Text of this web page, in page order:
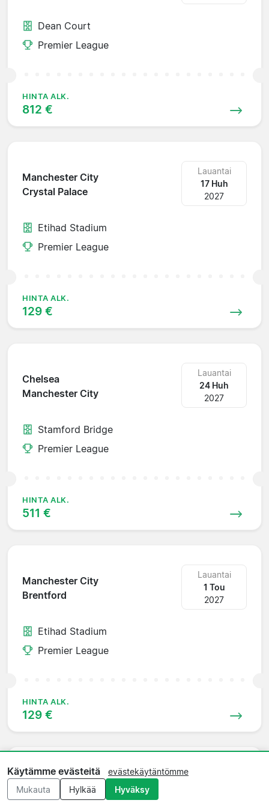
Dean Court
Premier League
HINTA ALK.
812 €
Manchester City
Crystal Palace
Lauantai
17 Huh
2027
Etihad Stadium
Premier League
HINTA ALK.
129 €
Chelsea
Manchester City
Lauantai
24 Huh
2027
Stamford Bridge
Premier League
HINTA ALK.
511 €
Manchester City
Brentford
Lauantai
1 Tou
2027
Etihad Stadium
Premier League
HINTA ALK.
129 €
Manchester City
Liverpool
Käytämme evästeitä
evästekäytäntömme
Mukauta
Hylkää Hyväksy